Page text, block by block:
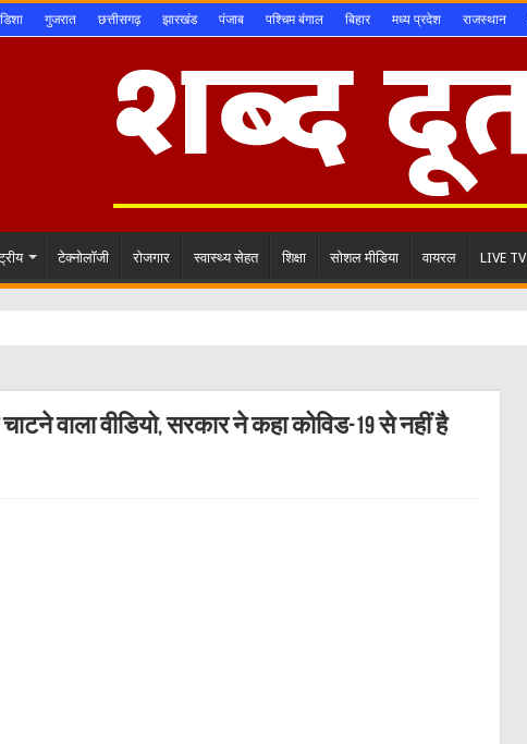
गुजरात छत्तीसगढ़ झारखंड पंजाब पश्चिम बंगाल बिहार मध्य प्रदेश राजस्थान
टेक्नोलॉजी रोजगार स्वास्थ्य सेहत शिक्षा सोशल मीडिया वायरल LIVE TV
वाला वीडियो, सरकार ने कहा कोविड-19 से नहीं है